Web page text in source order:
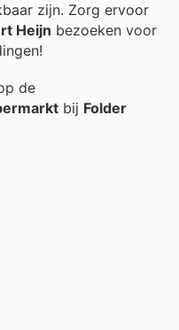
zijn. Zorg ervoor
Heijn bezoeken voor
de
bij Folder